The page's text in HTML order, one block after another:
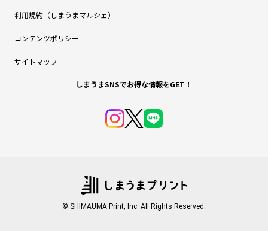
利用規約（しまうまマルシェ）
コンテンツポリシー
サイトマップ
しまうまSNSでお得な情報をGET！
© SHIMAUMA Print, Inc. All Rights Reserved.